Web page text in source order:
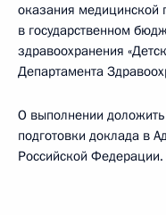
оказания
в государственном
здравоохранения
Департамента
О выполнении
подготовки доклада в
Российской Федерации.